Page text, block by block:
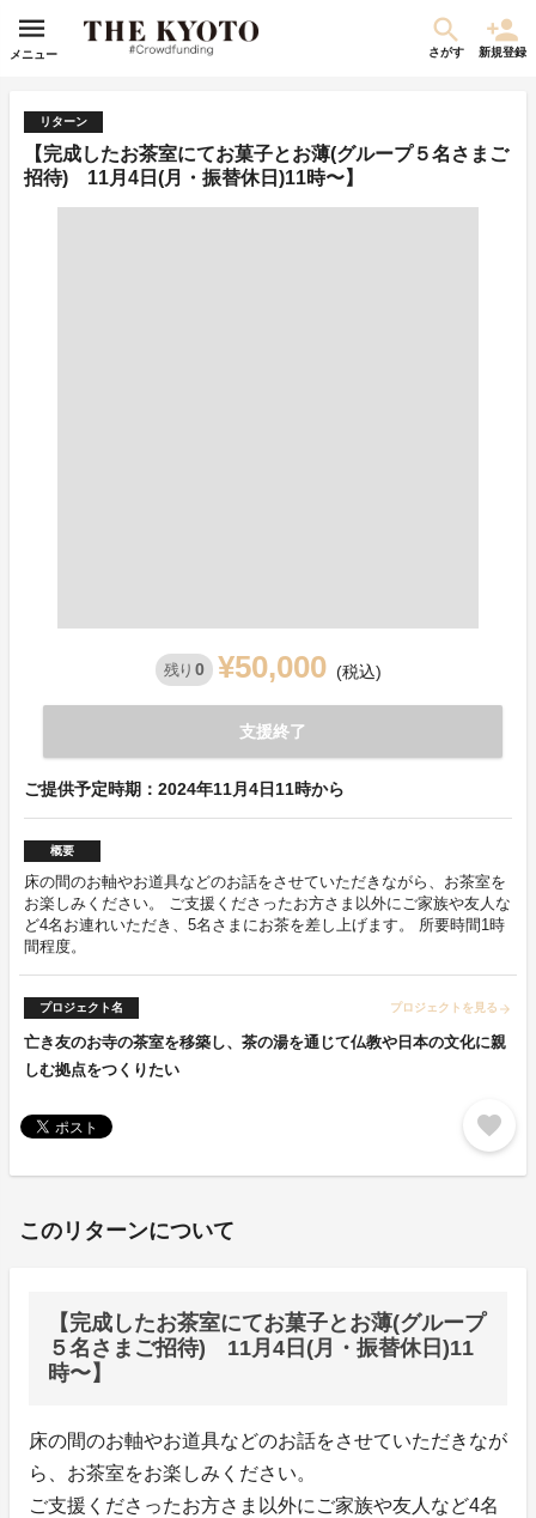
メニュー さがす 新規登録
リターン
【完成したお茶室にてお菓子とお薄(グループ５名さまご
招待) 11月4日(月・振替休日)11時〜】
残り 0 ¥50,000 (税込)
支援終了
ご提供予定時期：2024年11月4日11時から
概要
床の間のお軸やお道具などのお話をさせていただきながら、お茶室を
お楽しみください。 ご支援くださったお方さま以外にご家族や友人な
ど4名お連れいただき、5名さまにお茶を差し上げます。 所要時間1時
間程度。
プロジェクト名 プロジェクトを見る arrow_forward
亡き友のお寺の茶室を移築し、茶の湯を通じて仏教や日本の文化に親
しむ拠点をつくりたい
favorite
このリターンについて
【完成したお茶室にてお菓子とお薄(グループ
５名さまご招待) 11月4日(月・振替休日)11
時〜】
床の間のお軸やお道具などのお話をさせていただきなが
ら、お茶室をお楽しみください。
ご支援くださったお方さま以外にご家族や友人など4名